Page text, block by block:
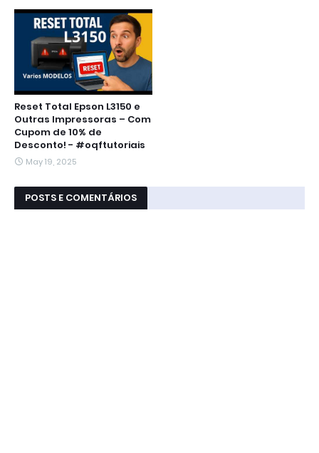
Reset Total Epson L3150 e
Outras Impressoras – Com
Cupom de 10% de
Desconto! - #oqftutoriais
May 19, 2025
POSTS E COMENTÁRIOS